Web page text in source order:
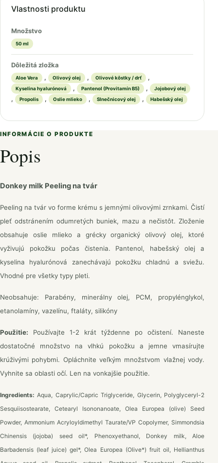
Vlastnosti produktu
Množstvo
50 ml
Dôležitá zložka
Aloe Vera , Olivový olej , Olivové kôstky / drť ,
Kyselina hyalurónová , Pantenol (Provitamín B5) , Jojobový olej
, Propolis , Oslie mlieko , Slnečnicový olej , Habešský olej
INFORMÁCIE O PRODUKTE
Popis
Donkey milk Peeling na tvár
Peeling na tvár vo forme krému s jemnými olivovými zrnkami. Čistí
pleť odstránením odumretých buniek, mazu a nečistôt. Zloženie
obsahuje oslie mlieko a grécky organický olivový olej, ktoré
vyživujú pokožku počas čistenia. Pantenol, habešský olej a
kyselina hyalurónová zanechávajú pokožku chladnú a sviežu.
Vhodné pre všetky typy pleti.
Neobsahuje: Parabény, minerálny olej, PCM, propylénglykol,
etanolamíny, vazelínu, ftaláty, silikóny
Použitie: Používajte 1-2 krát týždenne po očistení. Naneste
dostatočné množstvo na vlhkú pokožku a jemne vmasírujte
krúživými pohybmi. Opláchnite veľkým množstvom vlažnej vody.
Vyhnite sa oblasti očí. Len na vonkajšie použitie.
Ingredients: Aqua, Caprylic/Capric Triglyceride, Glycerin, Polyglyceryl-2
Sesquiisostearate, Cetearyl Isononanoate, Olea Europea (olive) Seed
Powder, Ammonium Acryloyldimethyl Taurate/VP Copolymer, Simmondsia
Chinensis (jojoba) seed oil*, Phenoxyethanol, Donkey milk, Aloe
Barbadensis (leaf juice) gel*, Olea Europea (Olive*) fruit oil, Hellianthus